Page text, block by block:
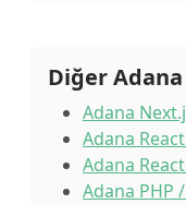
Diğer
Adana
Adana
Adana
Adana PHP